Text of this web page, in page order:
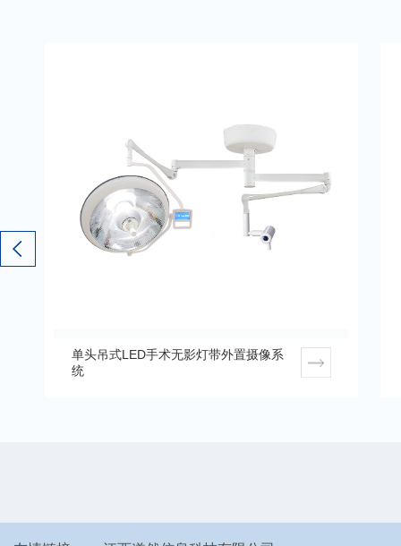
双头吊式LED手术无影灯带外置摄像系
统